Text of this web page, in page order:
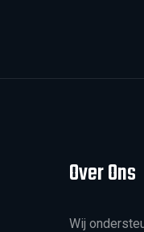
Over Ons
Wij